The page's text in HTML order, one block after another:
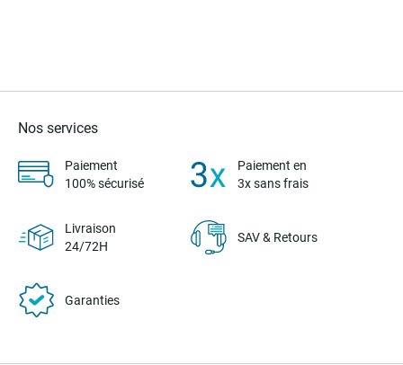
Nos services
Paiement
100% sécurisé
Paiement en
3x sans frais
Livraison
24/72H
SAV & Retours
Garanties